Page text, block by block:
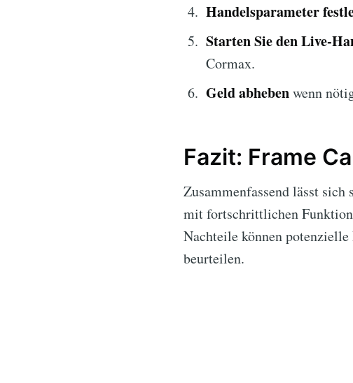
Handelsparameter
Starten Sie den Live-
Cormax.
Geld abhebenwenn
Fazit: Frame
Zusammenfassend lässt sich
mit fortschrittlichen
Nachteile können
beurteilen.